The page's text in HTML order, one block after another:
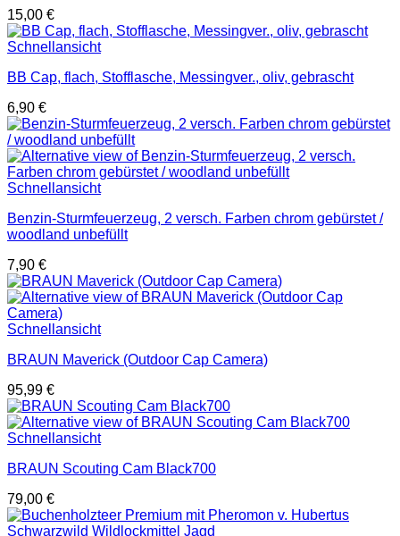
15,00 €
Schnellansicht
BB Cap, flach, Stofflasche, Messingver., oliv, gebrascht
6,90 €
Schnellansicht
Benzin-Sturmfeuerzeug, 2 versch. Farben chrom gebürstet /
woodland unbefüllt
7,90 €
Schnellansicht
BRAUN Maverick (Outdoor Cap Camera)
95,99 €
Schnellansicht
BRAUN Scouting Cam Black700
79,00 €